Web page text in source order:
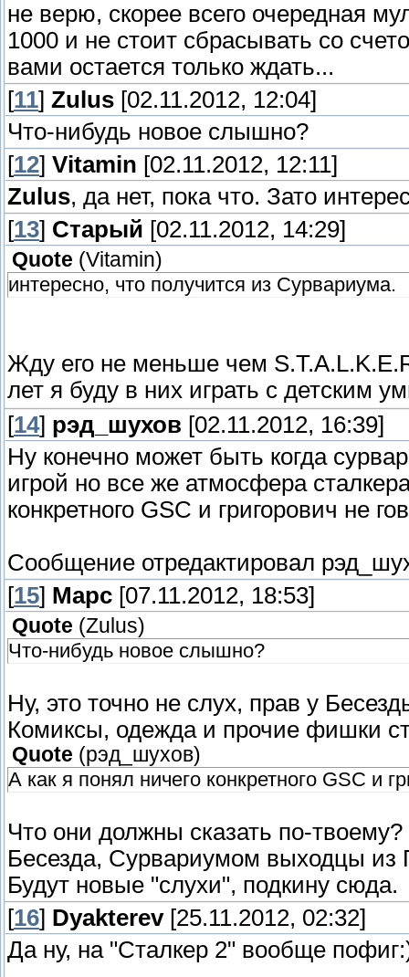
не верю, скорее всего очередная
1000 и не стоит сбрасывать со
вами остается только ждать...
[11] Zulus [02.11.2012, 12:04]
Что-нибудь новое слышно?
[12] Vitamin [02.11.2012, 12:11]
Zulus, да нет, пока что. Зато
[13] Старый [02.11.2012, 14:29]
Quote (Vitamin)
интересно, что получится из Сурвариума.
Жду его не меньше чем
лет я буду в них играть с детским
[14] рэд_шухов [02.11.2012, 16:39]
Ну конечно может быть когда
игрой но все же атмосфера
конкретного GSC и григорович не
Сообщение отредактировал
[15] Марс [07.11.2012, 18:53]
Quote (Zulus)
Что-нибудь новое слышно?
Ну, это точно не слух, прав у
Комиксы, одежда и прочие фишки
Quote (рэд_шухов)
А как я понял ничего конкретного GSC и
Что они должны сказать по-
Бесезда, Сурвариумом выходцы
Будут новые "слухи", подкину сюда.
[16] Dyakterev[25.11.2012, 02:32]
Да ну, на "Сталкер 2" вообще